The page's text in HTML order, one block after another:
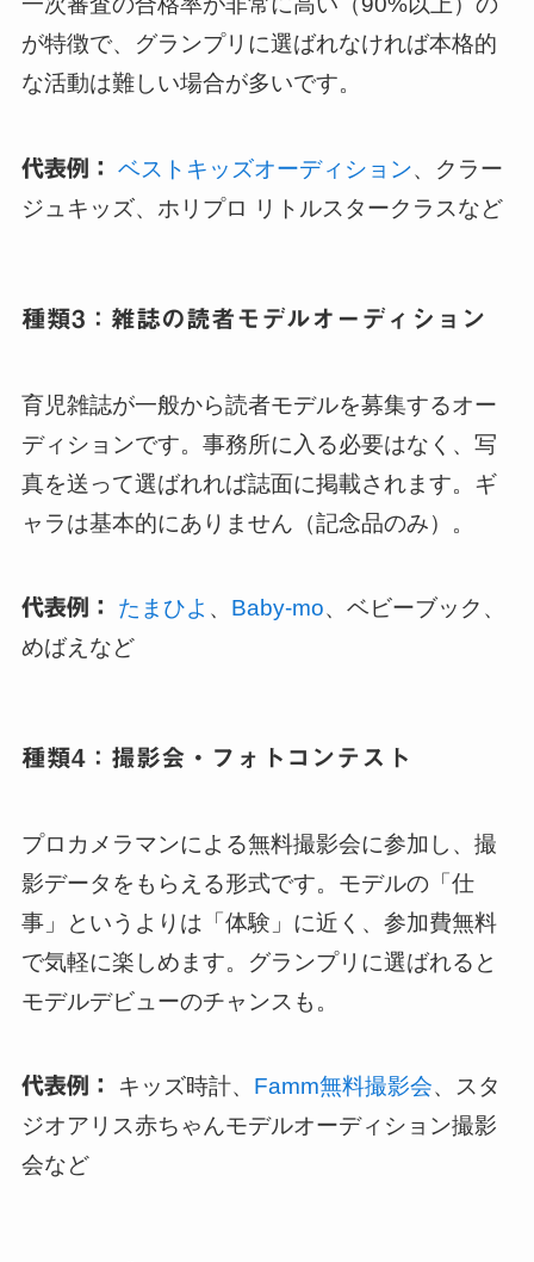
が特徴で、グランプリに選ばれなければ本格的
な活動は難しい場合が多いです。
代表例： ベストキッズオーディション、クラー
ジュキッズ、ホリプロ リトルスタークラスなど
種類3：雑誌の読者モデルオーディション
育児雑誌が一般から読者モデルを募集するオー
ディションです。事務所に入る必要はなく、写
真を送って選ばれれば誌面に掲載されます。ギ
ャラは基本的にありません（記念品のみ）。
代表例： たまひよ 、 Baby-mo、ベビーブック、
めばえなど
種類4：撮影会・フォトコンテスト
プロカメラマンによる無料撮影会に参加し、撮
影データをもらえる形式です。モデルの「仕
事」というよりは「体験」に近く、参加費無料
で気軽に楽しめます。グランプリに選ばれると
モデルデビューのチャンスも。
代表例： キッズ時計、 Famm無料撮影会、スタ
ジオアリス赤ちゃんモデルオーディション撮影
会など